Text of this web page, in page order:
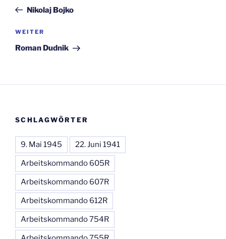
Beitrag
Nikolaj Bojko
Nächster
Beitrag
WEITER
Roman Dudnik
SCHLAGWÖRTER
9. Mai 1945 22. Juni 1941
Arbeitskommando 605R
Arbeitskommando 607R
Arbeitskommando 612R
Arbeitskommando 754R